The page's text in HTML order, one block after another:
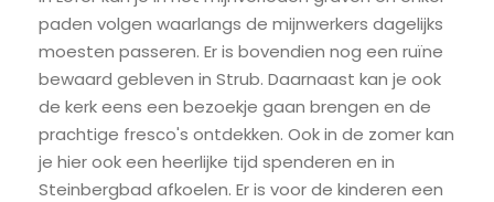
paden volgen waarlangs de mijnwerkers dagelijks
moesten passeren. Er is bovendien nog een ruïne
bewaard gebleven in Strub. Daarnaast kan je ook
de kerk eens een bezoekje gaan brengen en de
prachtige fresco's ontdekken. Ook in de zomer kan
je hier ook een heerlijke tijd spenderen en in
Steinbergbad afkoelen. Er is voor de kinderen een